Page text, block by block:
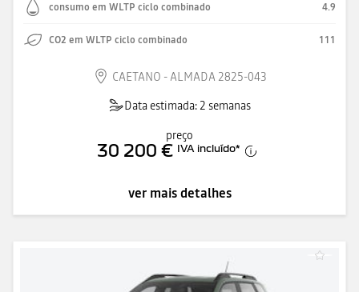
consumo em WLTP ciclo combinado 4.9
CO2 em WLTP ciclo combinado 111
CAETANO - ALMADA 2825-043
Data estimada: 2 semanas
preço
30 200 € IVA incluído*
ver mais detalhes